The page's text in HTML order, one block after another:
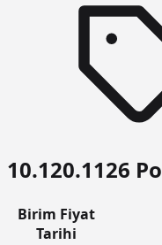
10.120.1126
Birim Fiyat
Tarihi